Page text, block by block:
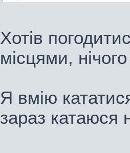
Хотів
місцями,
Я вмію
зараз